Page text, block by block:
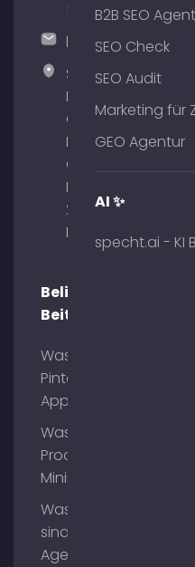
Specht
Marketing
GmbH –
Palais am
Obelisk
Briennerstr.
29 80333
München
Beliebte
Beiträge
Was ist
Pinterest
App?
Was ist
Process
Mining?
Was
sind AI
Agents?
B2B SEO
SEO Check
SEO Audit
Marketing für
GEO Agentur
AI ✨
specht.ai - KI